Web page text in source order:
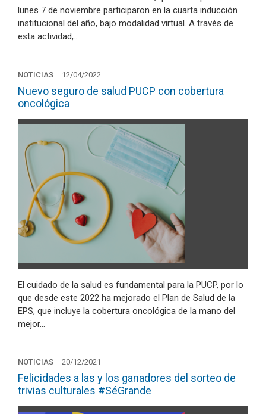
lunes 7 de noviembre participaron en la cuarta inducción
institucional del año, bajo modalidad virtual. A través de
esta actividad,…
NOTICIAS 12/04/2022
Nuevo seguro de salud PUCP con cobertura
oncológica
El cuidado de la salud es fundamental para la PUCP, por lo
que desde este 2022 ha mejorado el Plan de Salud de la
EPS, que incluye la cobertura oncológica de la mano del
mejor…
NOTICIAS 20/12/2021
Felicidades a las y los ganadores del sorteo de
trivias culturales #SéGrande